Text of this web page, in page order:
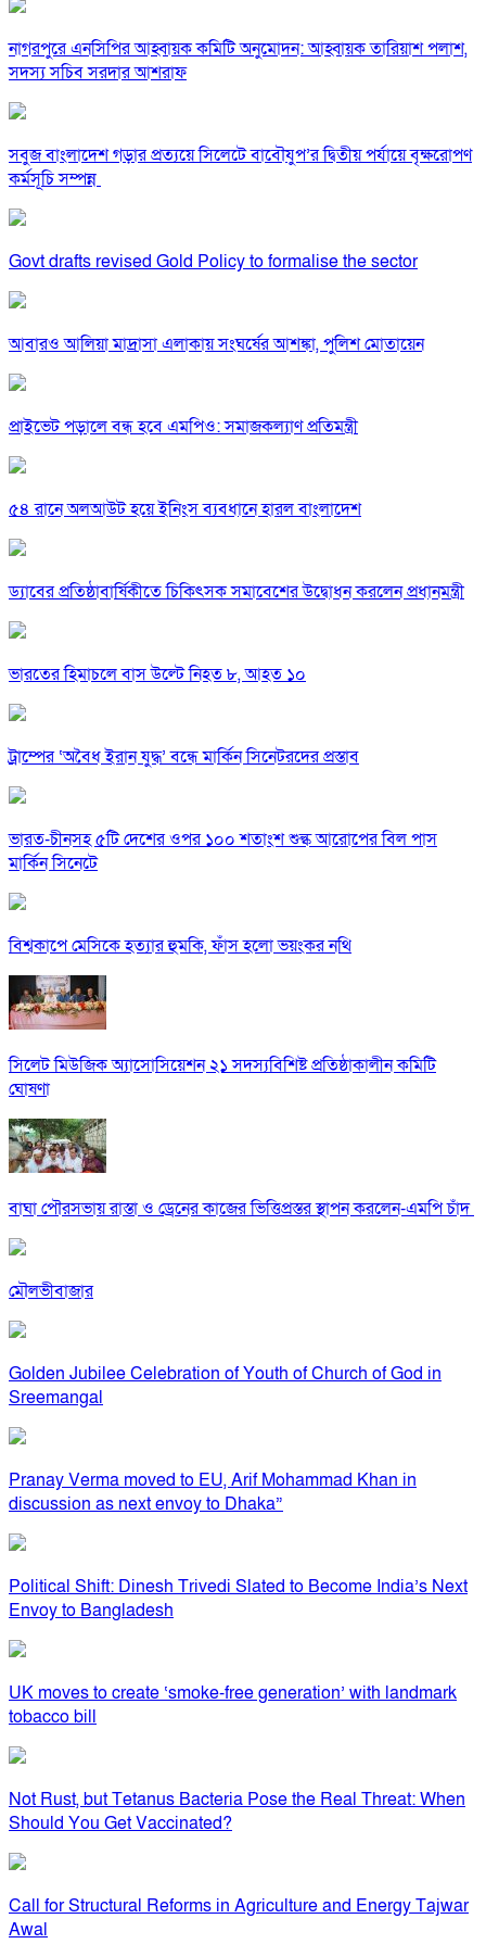
নাগরপুরে এনসিপির আহ্বায়ক কমিটি অনুমোদন: আহ্বায়ক তারিয়াশ পলাশ,
সদস্য সচিব সরদার আশরাফ
সবুজ বাংলাদেশ গড়ার প্রত্যয়ে সিলেটে বাবৌযুপ’র দ্বিতীয় পর্যায়ে বৃক্ষরোপণ
কর্মসূচি সম্পন্ন
Govt drafts revised Gold Policy to formalise the sector
আবারও আলিয়া মাদ্রাসা এলাকায় সংঘর্ষের আশঙ্কা, পুলিশ মোতায়েন
প্রাইভেট পড়ালে বন্ধ হবে এমপিও: সমাজকল্যাণ প্রতিমন্ত্রী
৫৪ রানে অলআউট হয়ে ইনিংস ব্যবধানে হারল বাংলাদেশ
ড্যাবের প্রতিষ্ঠাবার্ষিকীতে চিকিৎসক সমাবেশের উদ্বোধন করলেন প্রধানমন্ত্রী
ভারতের হিমাচলে বাস উল্টে নিহত ৮, আহত ১০
ট্রাম্পের ‘অবৈধ ইরান যুদ্ধ’ বন্ধে মার্কিন সিনেটরদের প্রস্তাব
ভারত-চীনসহ ৫টি দেশের ওপর ১০০ শতাংশ শুল্ক আরোপের বিল পাস
মার্কিন সিনেটে
বিশ্বকাপে মেসিকে হত্যার হুমকি, ফাঁস হলো ভয়ংকর নথি
সিলেট মিউজিক অ্যাসোসিয়েশন ২১ সদস্যবিশিষ্ট প্রতিষ্ঠাকালীন কমিটি
ঘোষণা
বাঘা পৌরসভায় রাস্তা ও ড্রেনের কাজের ভিত্তিপ্রস্তর স্থাপন করলেন-এমপি চাঁদ
মৌলভীবাজার
Golden Jubilee Celebration of Youth of Church of God in
Sreemangal
Pranay Verma moved to EU, Arif Mohammad Khan in
discussion as next envoy to Dhaka”
Political Shift: Dinesh Trivedi Slated to Become India’s Next
Envoy to Bangladesh
UK moves to create ‘smoke-free generation’ with landmark
tobacco bill
Not Rust, but Tetanus Bacteria Pose the Real Threat: When
Should You Get Vaccinated?
Call for Structural Reforms in Agriculture and Energy Tajwar
Awal